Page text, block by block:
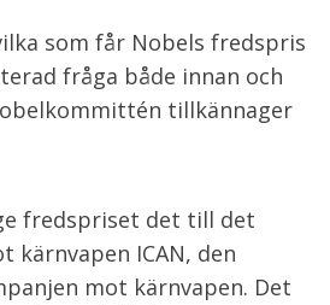
som får Nobels fredspris
fråga både innan och
tillkännager
fredspriset det till det
ICAN, den
mot kärnvapen. Det